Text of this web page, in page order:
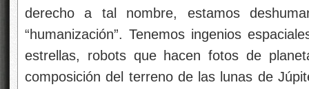
derecho a tal nombre, estamos
“humanización”. Tenemos ingenios
estrellas, robots que hacen fotos de
composición del terreno de las lunas de